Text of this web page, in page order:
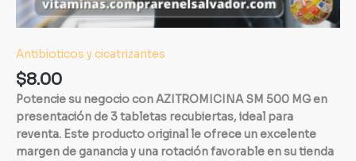
Antibioticos y cicatrizantes
$8.00
Potencie su negocio con AZITROMICINA SM 500 MG en
presentación de 3 tabletas recubiertas, ideal para
reventa. Este producto original le ofrece un excelente
margen de ganancia y una rotación favorable en su tienda